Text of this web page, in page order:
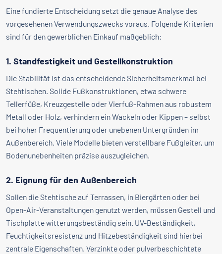
Eine fundierte Entscheidung setzt die genaue Analyse des
vorgesehenen Verwendungszwecks voraus. Folgende Kriterien
sind für den gewerblichen Einkauf maßgeblich:
1. Standfestigkeit und Gestellkonstruktion
Die Stabilität ist das entscheidende Sicherheitsmerkmal bei
Stehtischen. Solide Fußkonstruktionen, etwa schwere
Tellerfüße, Kreuzgestelle oder Vierfuß-Rahmen aus robustem
Metall oder Holz, verhindern ein Wackeln oder Kippen – selbst
bei hoher Frequentierung oder unebenen Untergründen im
Außenbereich. Viele Modelle bieten verstellbare Fußgleiter, um
Bodenunebenheiten präzise auszugleichen.
2. Eignung für den Außenbereich
Sollen die Stehtische auf Terrassen, in Biergärten oder bei
Open-Air-Veranstaltungen genutzt werden, müssen Gestell und
Tischplatte witterungsbeständig sein. UV-Beständigkeit,
Feuchtigkeitsresistenz und Hitzebeständigkeit sind hierbei
zentrale Eigenschaften. Verzinkte oder pulverbeschichtete